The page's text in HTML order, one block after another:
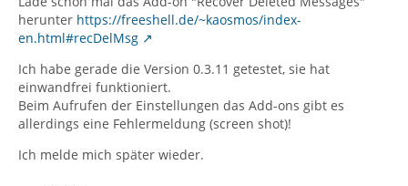
herunter https://freeshell.de/~kaosmos/index-
en.html#recDelMsg
Ich habe gerade die Version 0.3.11 getestet, sie hat
einwandfrei funktioniert.
Beim Aufrufen der Einstellungen das Add-ons gibt es
allerdings eine Fehlermeldung (screen shot)!
Ich melde mich später wieder.